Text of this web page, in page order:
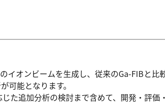
イオンビームを生成し、従来のGa-FIBと比
可能となります。
た追加分析の検討まで含めて、開発・評価